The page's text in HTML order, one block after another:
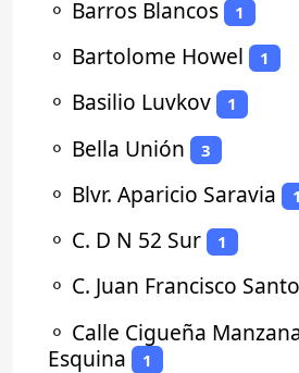
⚬ Barros Blancos 1
⚬ Bartolome Howel 1
⚬ Basilio Luvkov 1
⚬ Bella Unión 3
⚬ Blvr. Aparicio Saravia 1
⚬ C. D N 52 Sur 1
⚬ C. Juan Francisco
⚬ Calle Cigueña
Esquina
1